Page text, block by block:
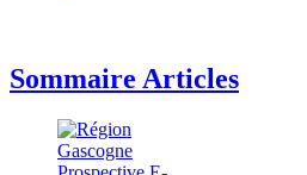
Sommaire Articles